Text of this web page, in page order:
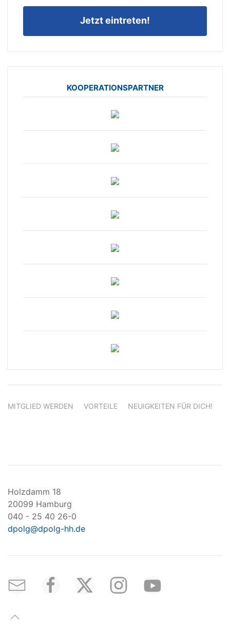
Jetzt eintreten!
KOOPERATIONSPARTNER
MITGLIED WERDEN VORTEILE NEUIGKEITEN FÜR DICH!
Holzdamm 18
20099 Hamburg
040 - 25 40 26-0
dpolg@dpolg-hh.de